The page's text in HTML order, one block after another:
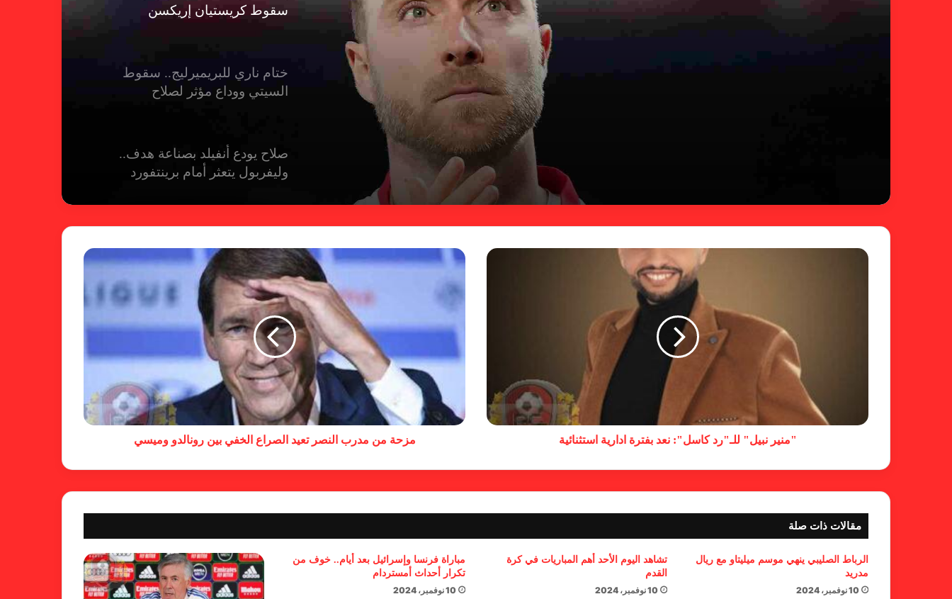
سقوط كريستيان إريكسن
ختام ناري للبريميرليج.. سقوط
السيتي ووداع مؤثر لصلاح
صلاح يودع أنفيلد بصناعة هدف..
وليفربول يتعثر أمام برينتفورد
ومبابي يخطف الأضواء
فالنسيا يصعق برشلونة بثلاثية مثيرة
في ختام الليجا
خلال جولة ميدانية للاطلاع على
جاهزية منشآت دورة الألعاب للأندية
آل خليفة: الشارقة تقدم نموذجاً عربياً
متقدماً في تنظيم الرياضة النسائية
منتخب فرنسا
بسبب تصريحات مهينة.. إيقاف حكم
في الدوري الإنجليزي
"منير نبيل" للـ"رد كاسل": نعد بفترة ادارية استثنائية مزحة من مدرب النصر تعيد الصراع الخفي بين رونالدو وميسي
مقالات ذات صلة
الرباط الصليبي ينهي موسم ميليتاو مع ريال
مدريد
10 نوفمبر، 2024
تشاهد اليوم الأحد أهم المباريات في كرة
القدم
10 نوفمبر، 2024
مباراة فرنسا وإسرائيل بعد أيام.. خوف من
تكرار أحداث أمستردام
10 نوفمبر، 2024